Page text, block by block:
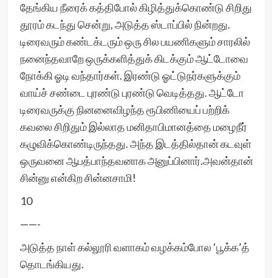
தேங்கிய நீரைக் கத்திபோல் கிழித்துக்கொண்டு சிறிது
தூரம் கடந்து சென்று, அடுத்த ஸ்டாப்பில் நின்றது.
டிரைவரும் கண்டக்டரும் ஒரு சில பயணிகளும் சாரலில்
நனைந்தவாறே ஒருக்களித்துக் கிடக்கும் ஆட்டோவை
நோக்கி ஓடி வந்தார்கள். இரண்டு ஓட்டுநர்களுக்கும்
வாய்ச் சண்டை புரண்டு புரண்டு வெடித்தது. ஆட்டோ
டிரைவருக்கு நினனைவிழந்த ரூபிணியைப் பற்றிக்
கவலை சிறிதும் இல்லாத மனிதாபிமானத்தை மழைநீர்
கழுவிக்கொண்டிருந்தது. அந்த இடத்தில்தான் கடவுள்
ஒருவனை ஆபத்பாந்தவனாக அனுப்பினார்.அவன்தான்
சின்னு என்கிற சின்னசாமி!
10
——-
அடுத்த நாள் கல்லூரி வளாகம் வழக்கம்போல ‘பூக்க’த்
தொடங்கியது.